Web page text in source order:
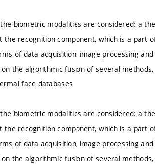
biometric modalities are considered: a
the recognition component, which is a part
of data acquisition, image processing
the algorithmic fusion of several
face databases
biometric modalities are considered: a
the recognition component, which is a part
of data acquisition, image processing
the algorithmic fusion of several